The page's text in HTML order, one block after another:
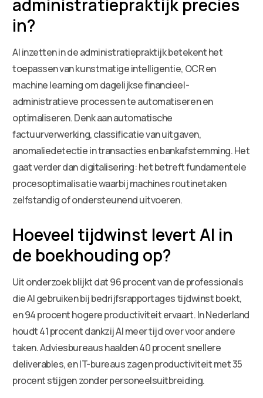
in?
AI inzetten in de administratiepraktijk betekent het
toepassen van kunstmatige intelligentie, OCR en
machine learning om dagelijkse financieel-
administratieve processen te automatiseren en
optimaliseren. Denk aan automatische
factuurverwerking, classificatie van uitgaven,
anomaliedetectie in transacties en bankafstemming. Het
gaat verder dan digitalisering: het betreft fundamentele
procesoptimalisatie waarbij machines routinetaken
zelfstandig of ondersteunend uitvoeren.
Hoeveel tijdwinst levert AI in
de boekhouding op?
Uit onderzoek blijkt dat 96 procent van de professionals
die AI gebruiken bij bedrijfsrapportages tijdwinst boekt,
en 94 procent hogere productiviteit ervaart. In Nederland
houdt 41 procent dankzij AI meer tijd over voor andere
taken. Adviesbureaus haalden 40 procent snellere
deliverables, en IT-bureaus zagen productiviteit met 35
procent stijgen zonder personeelsuitbreiding.